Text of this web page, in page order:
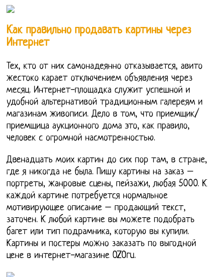
Как правильно продавать картины через
Интернет
Тех, кто от них самонадеянно отказывается, авито
жестоко карает отключением объявления через
месяц. Интернет-площадка служит успешной и
удобной альтернативой традиционным галереям и
магазинам живописи. Дело в том, что приемщик/
приемщица аукционного дома это, как правило,
человек с огромной насмотренностью.
Двенадцать моих картин до сих пор там, в стране,
где я никогда не была. Пишу картины на заказ –
портреты, жанровые сцены, пейзажи, любая 5000. К
каждой картине потребуется нормальное
мотивирующее описание – продающий текст,
заточен. К любой картине вы можете подобрать
багет или тип подрамника, которую вы купили.
Картины и постеры можно заказать по выгодной
цене в интернет-магазине OZOru.